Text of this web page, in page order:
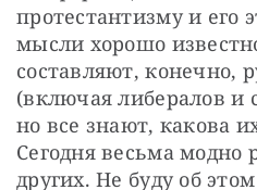
протестантизму и его
мысли хорошо
составляют, конечно,
(включая либералов и
но все знают, какова
Сегодня весьма модно
других. Не буду об